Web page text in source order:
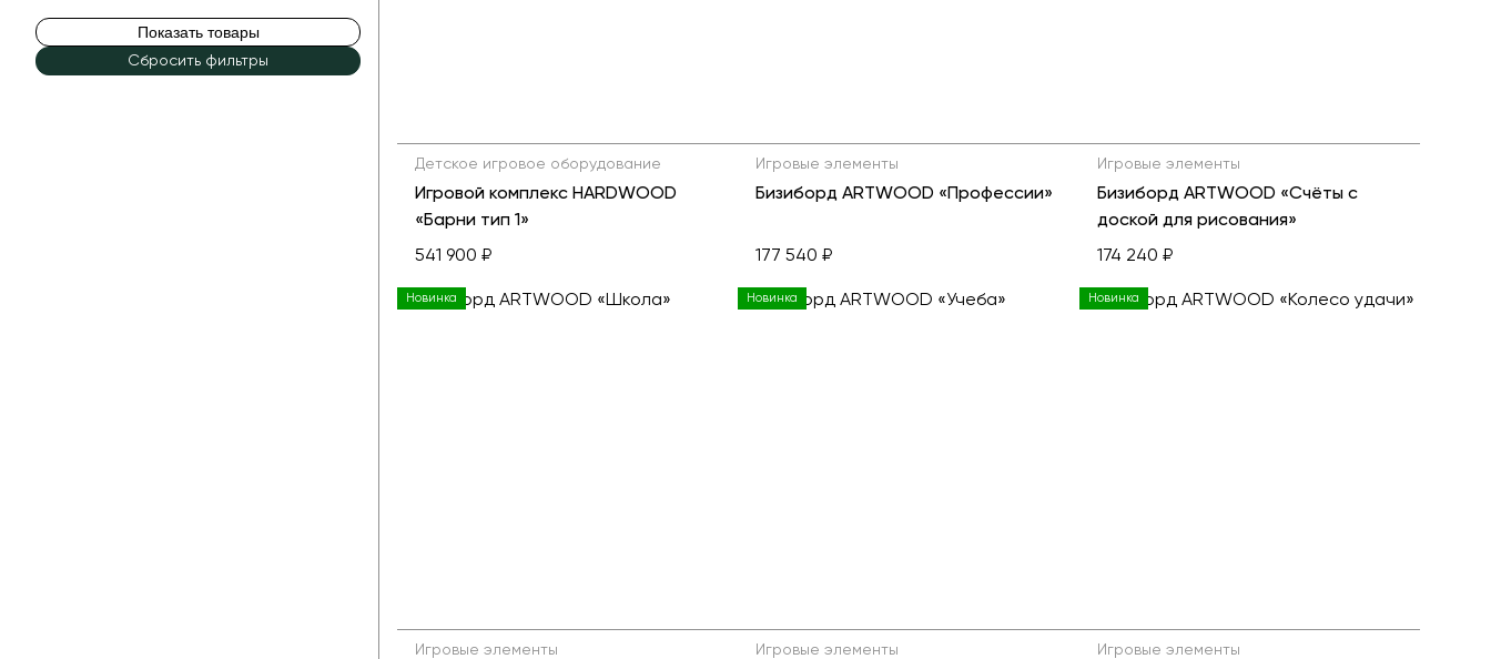
Песочницы
Игровые элементы
Показать все товары
Показать товары
Сбросить фильтры
Детское игровое оборудование
Игровой комплекс HARDWOOD
«Барни тип 1»
541 900 ₽
Игровые элементы
Бизиборд ARTWOOD «Профессии»
177 540 ₽
Игровые элементы
Бизиборд ARTWOOD «Счёты с
доской для рисования»
174 240 ₽
Новинка
Игровые элементы
Новинка
Игровые элементы
Новинка
Игровые элементы